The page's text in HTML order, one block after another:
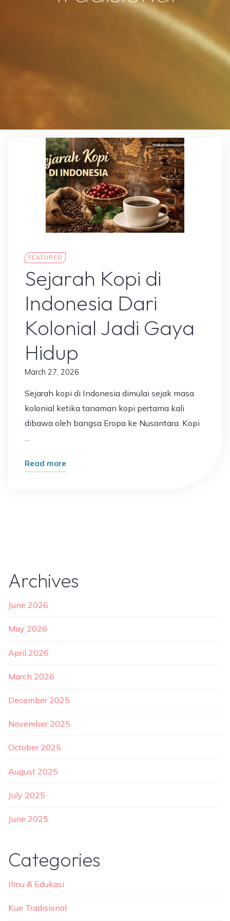
Leave a comment
FEATURED
Sejarah Kopi di
Indonesia Dari
Kolonial Jadi Gaya
Hidup
March 27, 2026
Sejarah kopi di Indonesia dimulai sejak masa
kolonial ketika tanaman kopi pertama kali
dibawa oleh bangsa Eropa ke Nusantara. Kopi
Read more
Hidup"
Archives
June 2026
May 2026
April 2026
March 2026
December 2025
November 2025
October 2025
August 2025
July 2025
June 2025
Categories
Ilmu & Edukasi
Kue Tradisional